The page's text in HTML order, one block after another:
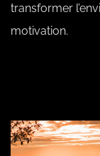
transformer
motivation.